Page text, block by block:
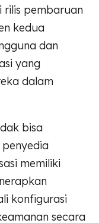
rilis pembaruan
kedua
dan
yang
dalam
bisa
memiliki
konfigurasi
secara